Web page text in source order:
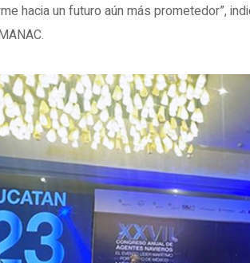
hacia un futuro aún más prometedor”,